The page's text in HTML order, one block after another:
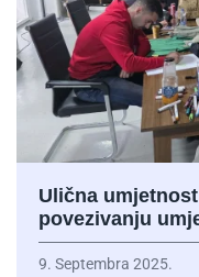
Ulična
povezivanju
9. Septembra 2025.